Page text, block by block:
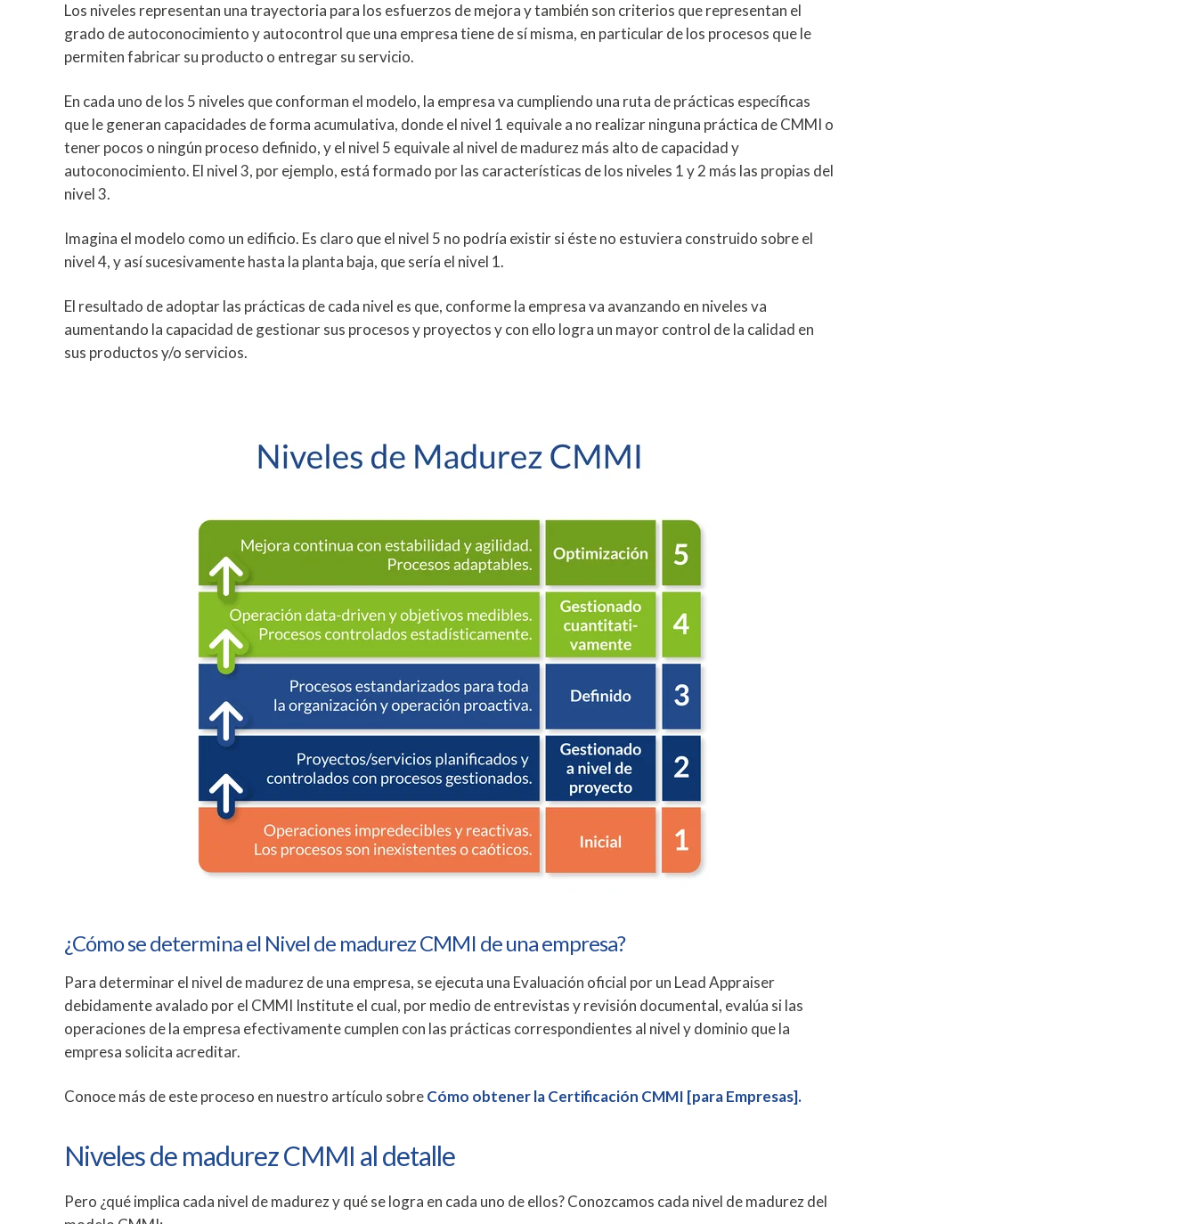
Los niveles representan una trayectoria para los esfuerzos de mejora y también son criterios que representan el
grado de autoconocimiento y autocontrol que una empresa tiene de sí misma, en particular de los procesos que le
permiten fabricar su producto o entregar su servicio.
En cada uno de los 5 niveles que conforman el modelo, la empresa va cumpliendo una ruta de prácticas específicas
que le generan capacidades de forma acumulativa, donde el nivel 1 equivale a no realizar ninguna práctica de CMMI o
tener pocos o ningún proceso definido, y el nivel 5 equivale al nivel de madurez más alto de capacidad y
autoconocimiento. El nivel 3, por ejemplo, está formado por las características de los niveles 1 y 2 más las propias del
nivel 3.
Imagina el modelo como un edificio. Es claro que el nivel 5 no podría existir si éste no estuviera construido sobre el
nivel 4, y así sucesivamente hasta la planta baja, que sería el nivel 1.
El resultado de adoptar las prácticas de cada nivel es que, conforme la empresa va avanzando en niveles va
aumentando la capacidad de gestionar sus procesos y proyectos y con ello logra un mayor control de la calidad en
sus productos y/o servicios.
¿Cómo se determina el Nivel de madurez CMMI de una empresa?
Para determinar el nivel de madurez de una empresa, se ejecuta una Evaluación oficial por un Lead Appraiser
debidamente avalado por el CMMI Institute el cual, por medio de entrevistas y revisión documental, evalúa si las
operaciones de la empresa efectivamente cumplen con las prácticas correspondientes al nivel y dominio que la
empresa solicita acreditar.
Conoce más de este proceso en nuestro artículo sobreCómo obtener la Certificación CMMI [para Empresas].
Niveles de madurez CMMI al detalle
Pero ¿qué implica cada nivel de madurez y qué se logra en cada uno de ellos? Conozcamos cada nivel de madurez del